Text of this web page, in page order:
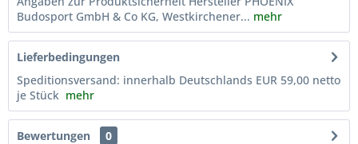
Budosport GmbH & Co KG, Westkirchener... mehr
Lieferbedingungen
Speditionsversand: innerhalb Deutschlands EUR 59,00 netto
je Stück mehr
Bewertungen
0